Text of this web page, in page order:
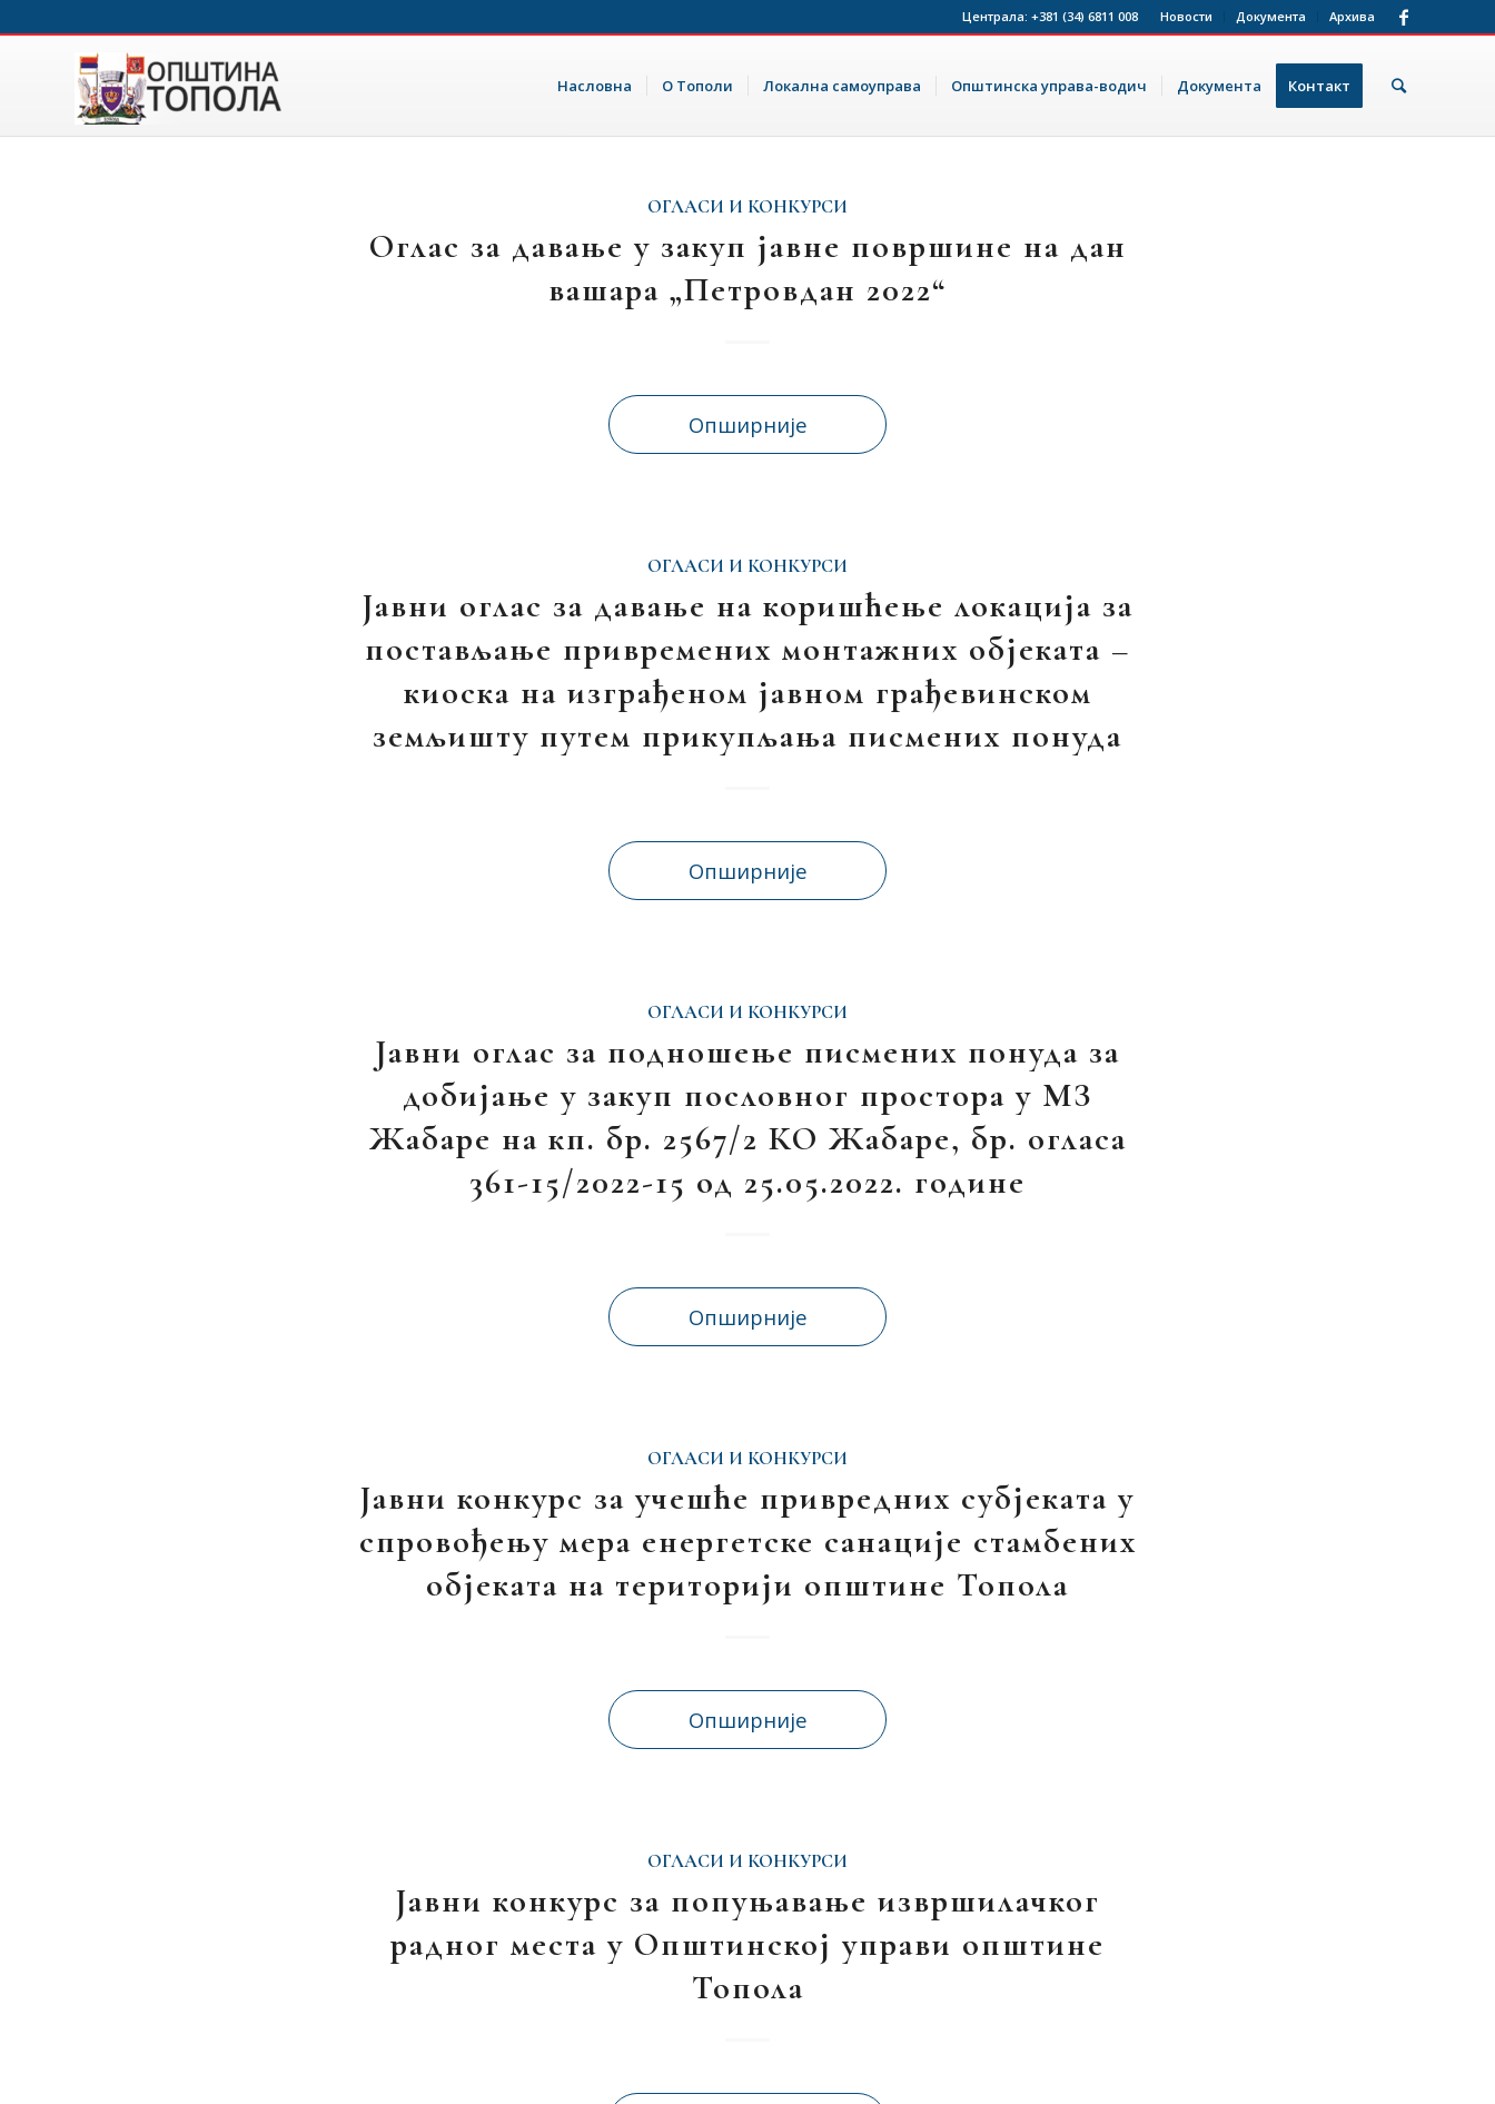
Новости Документа Архива
Централа: +381 (34) 6811 008
Насловна О Тополи Локална самоуправа Општинска управа-водич Документа Контакт
ОГЛАСИ И КОНКУРСИ
Оглас за давање у закуп јавне површине на дан
вашара „Петровдан 2022“
Опширније
ОГЛАСИ И КОНКУРСИ
Јавни оглас за давање на коришћење локација за
постављање привремених монтажних објеката –
киоска на изграђеном јавном грађевинском
земљишту путем прикупљања писмених понуда
Опширније
ОГЛАСИ И КОНКУРСИ
Jавни оглас за подношење писмених понуда за
добијање у закуп пословног простора у МЗ
Жабаре на кп. бр. 2567/2 КО Жабаре, бр. огласа
361-15/2022-15 од 25.05.2022. године
Опширније
ОГЛАСИ И КОНКУРСИ
Јавни конкурс за учешће привредних субјеката у
спровођењу мера енергетске санације стамбених
објеката на територији општине Топола
Опширније
ОГЛАСИ И КОНКУРСИ
Јавни конкурс за попуњавање извршилачког
радног места у Општинској управи општине
Топола